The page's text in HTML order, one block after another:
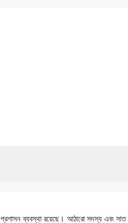
ব্যবস্থা রয়েছে। আঠারো সদস্য এবং